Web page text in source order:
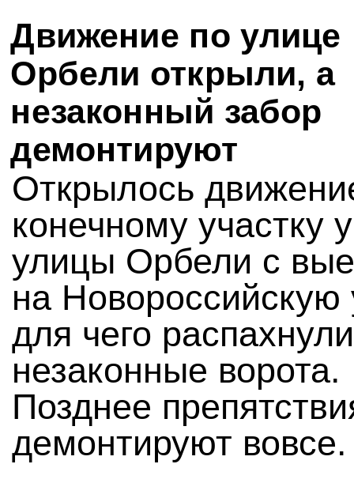
Движение по улице
Орбели открыли, а
незаконный забор
демонтируют
Открылось
конечному участку
улицы Орбели с
на Новороссийскую
для чего распахнули
незаконные ворота.
Позднее
демонтируют вовсе.